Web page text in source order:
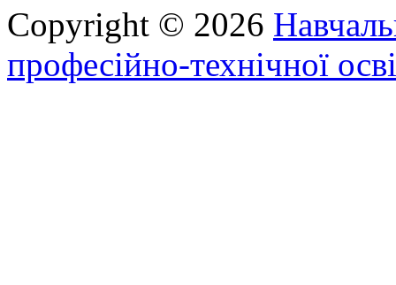
Copyright © 2026
професійно-технічної